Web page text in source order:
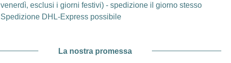
venerdì, esclusi i giorni festivi) - spedizione il giorno stesso
Spedizione DHL-Express possibile
La nostra promessa